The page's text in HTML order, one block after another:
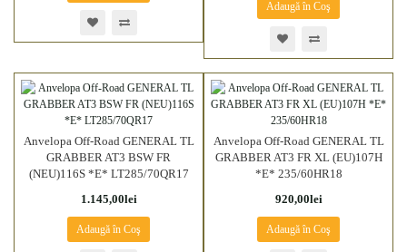
Adaugă în Coş
Anvelopa Off-Road GENERAL TL
GRABBER AT3 BSW FR
(NEU)116S *E* LT285/70QR17
1.145,00lei
Adaugă în Coş
Anvelopa Off-Road GENERAL TL
GRABBER AT3 FR XL (EU)107H
*E* 235/60HR18
920,00lei
Adaugă în Coş